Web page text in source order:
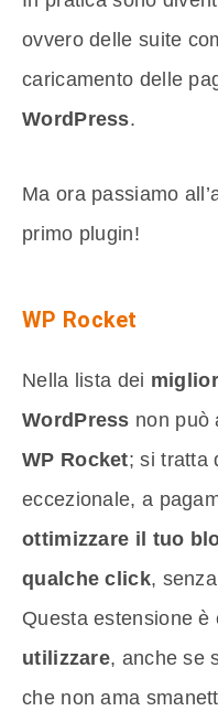
ovvero delle suite
caricamento delle
WordPress.
Ma ora passiamo
primo plugin!
WP Rocket
Nella lista dei
WordPress non può
WP Rocket; si tratta
eccezionale, a
ottimizzare il tuo
qualche click,
Questa estensione è
utilizzare, anche se
che non ama